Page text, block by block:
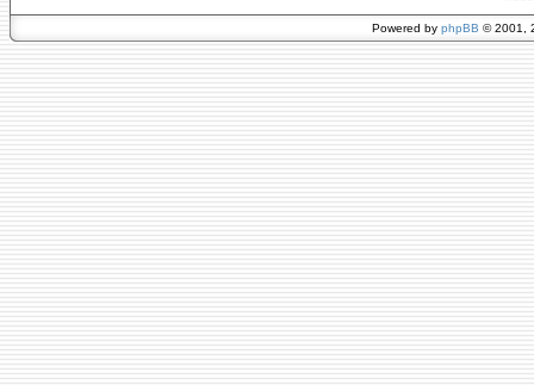
Powered by phpBB © 2001,